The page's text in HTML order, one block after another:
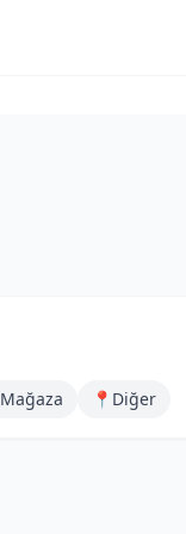
Mağaza 📍 Diğer